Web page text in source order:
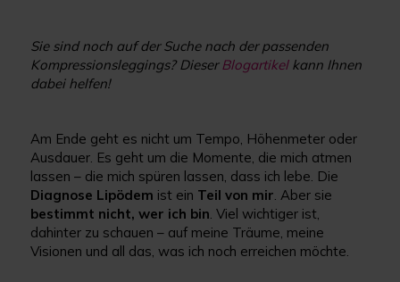
Sie sind noch auf der Suche nach der passenden
Kompressionsleggings? Dieser Blogartikelkann Ihnen
dabei helfen!
Am Ende geht es nicht um Tempo, Höhenmeter oder
Ausdauer. Es geht um die Momente, die mich atmen
lassen – die mich spüren lassen, dass ich lebe. Die
Diagnose Lipödem ist ein Teil von mir . Aber sie
bestimmt nicht, wer ich bin . Viel wichtiger ist,
dahinter zu schauen – auf meine Träume, meine
Visionen und all das, was ich noch erreichen möchte.